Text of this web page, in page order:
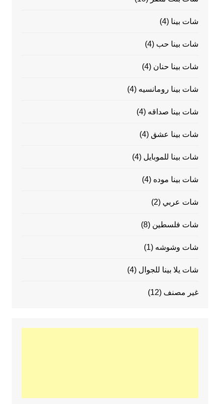
شات بينا (4)
شات بينا حب (4)
شات بينا حنان (4)
شات بينا رومانسيه (4)
شات بينا صداقه (4)
شات بينا عشق (4)
شات بينا للموبايل (4)
شات بينا موده (4)
شات عربي (2)
شات فلسطين (8)
شات وشوشه (1)
شات يلا بينا للجوال (4)
غير مصنف (12)